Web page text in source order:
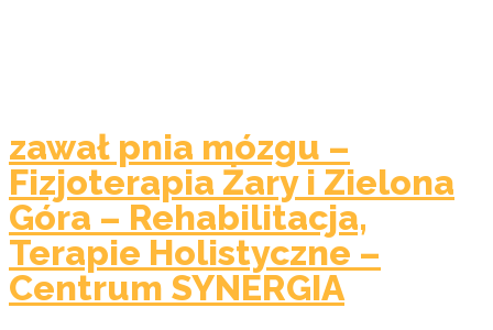
zawał pnia mózgu –
Fizjoterapia Żary i Zielona
Góra – Rehabilitacja,
Terapie Holistyczne –
Centrum SYNERGIA